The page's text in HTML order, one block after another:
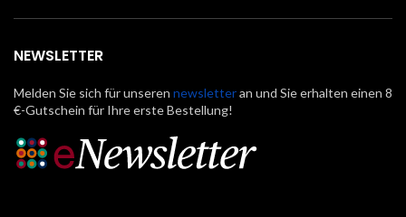
NEWSLETTER
Melden Sie sich für unseren newsletteran und Sie erhalten einen 8
€-Gutschein für Ihre erste Bestellung!